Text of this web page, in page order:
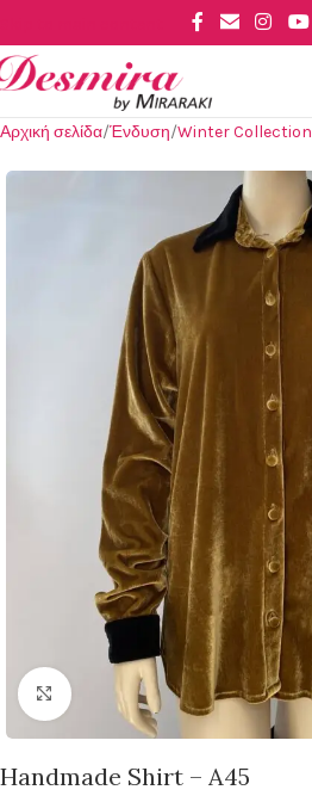
Αρχική σελίδα Ένδυση Winter Collection
Click to enlarge
Handmade Shirt – A45